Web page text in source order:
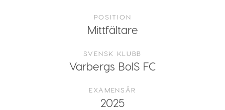
POSITION
Mittfältare
SVENSK KLUBB
Varbergs BoIS FC
EXAMENSÅR
2025